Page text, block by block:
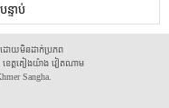
បន្ទាប់
ដោយមិនដាក់ប្រភព
ត្តគៀងយ៉ាង វៀតណាម
Sangha.